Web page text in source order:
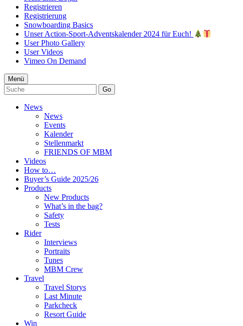
Registrieren
Registrierung
Snowboarding Basics
Unser Action-Sport-Adventskalender 2024 für Euch!
User Photo Gallery
User Videos
Vimeo On Demand
Menü
Go
News
News
Events
Kalender
Stellenmarkt
FRIENDS OF MBM
Videos
How to…
Buyer’s Guide 2025/26
Products
New Products
What’s in the bag?
Safety
Tests
Rider
Interviews
Portraits
Tunes
MBM Crew
Travel
Travel Storys
Last Minute
Parkcheck
Resort Guide
Win